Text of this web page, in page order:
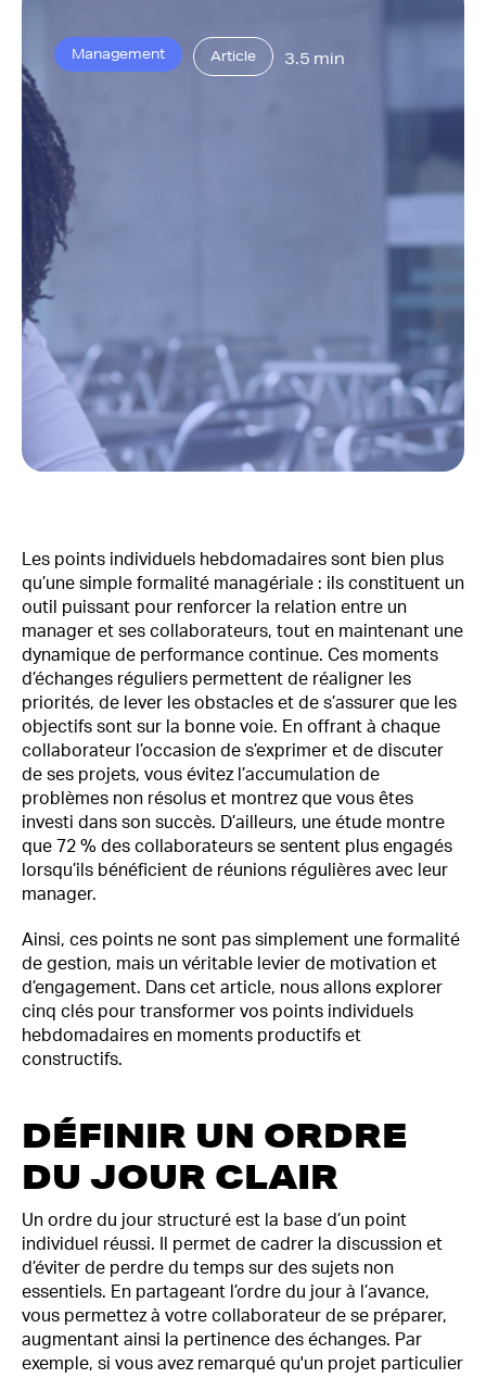
Management Article 3.5 min
Les points individuels hebdomadaires sont bien plus
qu’une simple formalité managériale : ils constituent un
outil puissant pour renforcer la relation entre un
manager et ses collaborateurs, tout en maintenant une
dynamique de performance continue. Ces moments
d’échanges réguliers permettent de réaligner les
priorités, de lever les obstacles et de s’assurer que les
objectifs sont sur la bonne voie. En offrant à chaque
collaborateur l’occasion de s’exprimer et de discuter
de ses projets, vous évitez l’accumulation de
problèmes non résolus et montrez que vous êtes
investi dans son succès. D’ailleurs, une étude montre
que 72 % des collaborateurs se sentent plus engagés
lorsqu’ils bénéficient de réunions régulières avec leur
manager.
Ainsi, ces points ne sont pas simplement une formalité
de gestion, mais un véritable levier de motivation et
d’engagement. Dans cet article, nous allons explorer
cinq clés pour transformer vos points individuels
hebdomadaires en moments productifs et
constructifs.
DÉFINIR UN ORDRE
DU JOUR CLAIR
Un ordre du jour structuré est la base d’un point
individuel réussi. Il permet de cadrer la discussion et
d’éviter de perdre du temps sur des sujets non
essentiels. En partageant l’ordre du jour à l’avance,
vous permettez à votre collaborateur de se préparer,
augmentant ainsi la pertinence des échanges. Par
exemple, si vous avez remarqué qu'un projet particulier